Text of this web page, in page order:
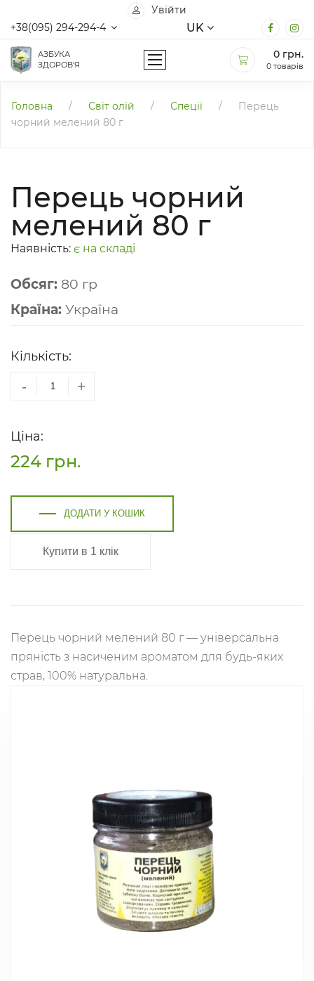
Увійти
+38(095) 294-294-4
UK
АЗБУКА
ЗДОРОВ'Я
0 грн.
0 товарів
Головна / Світ олій / Спеції /
Перець
чорний мелений 80 г
Перець чорний
мелений 80 г
Наявність: є на складі
Обсяг: 80 гр
Країна: Україна
Кількість:
- +
Ціна:
224 грн.
ДОДАТИ У КОШИК
Купити в 1 клік
Перець чорний мелений 80 г — універсальна
пряність з насиченим ароматом для будь-яких
страв, 100% натуральна.